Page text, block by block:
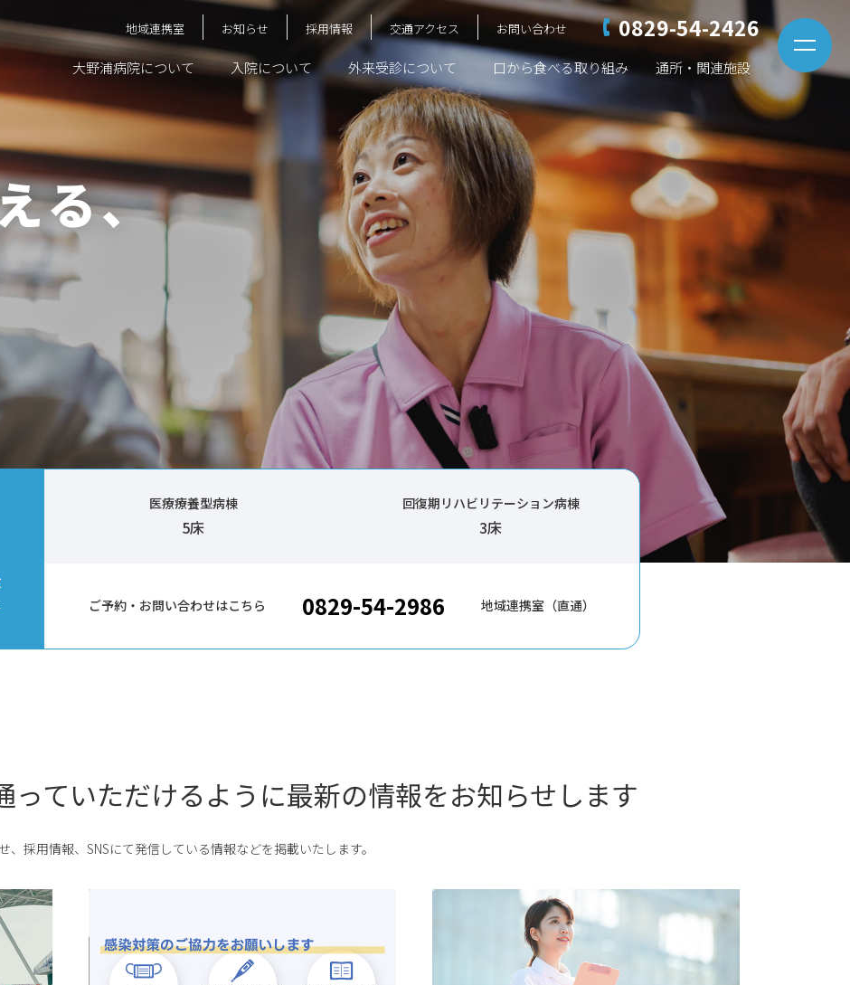
地域連携室 お知らせ 採用情報 交通アクセス お問い合わせ 0829-54-2426
大野浦病院について 入院について 外来受診について 口から食べる取り組み 通所・関連施設
る、
医療療養型病棟
5床
回復期リハビリテーション病棟
3床
ご予約・お問い合わせはこちら 0829-54-2986 地域連携室（直通）
っていただけるように最新の情報をお知らせします
採用情報、SNSにて発信している情報などを掲載いたします。